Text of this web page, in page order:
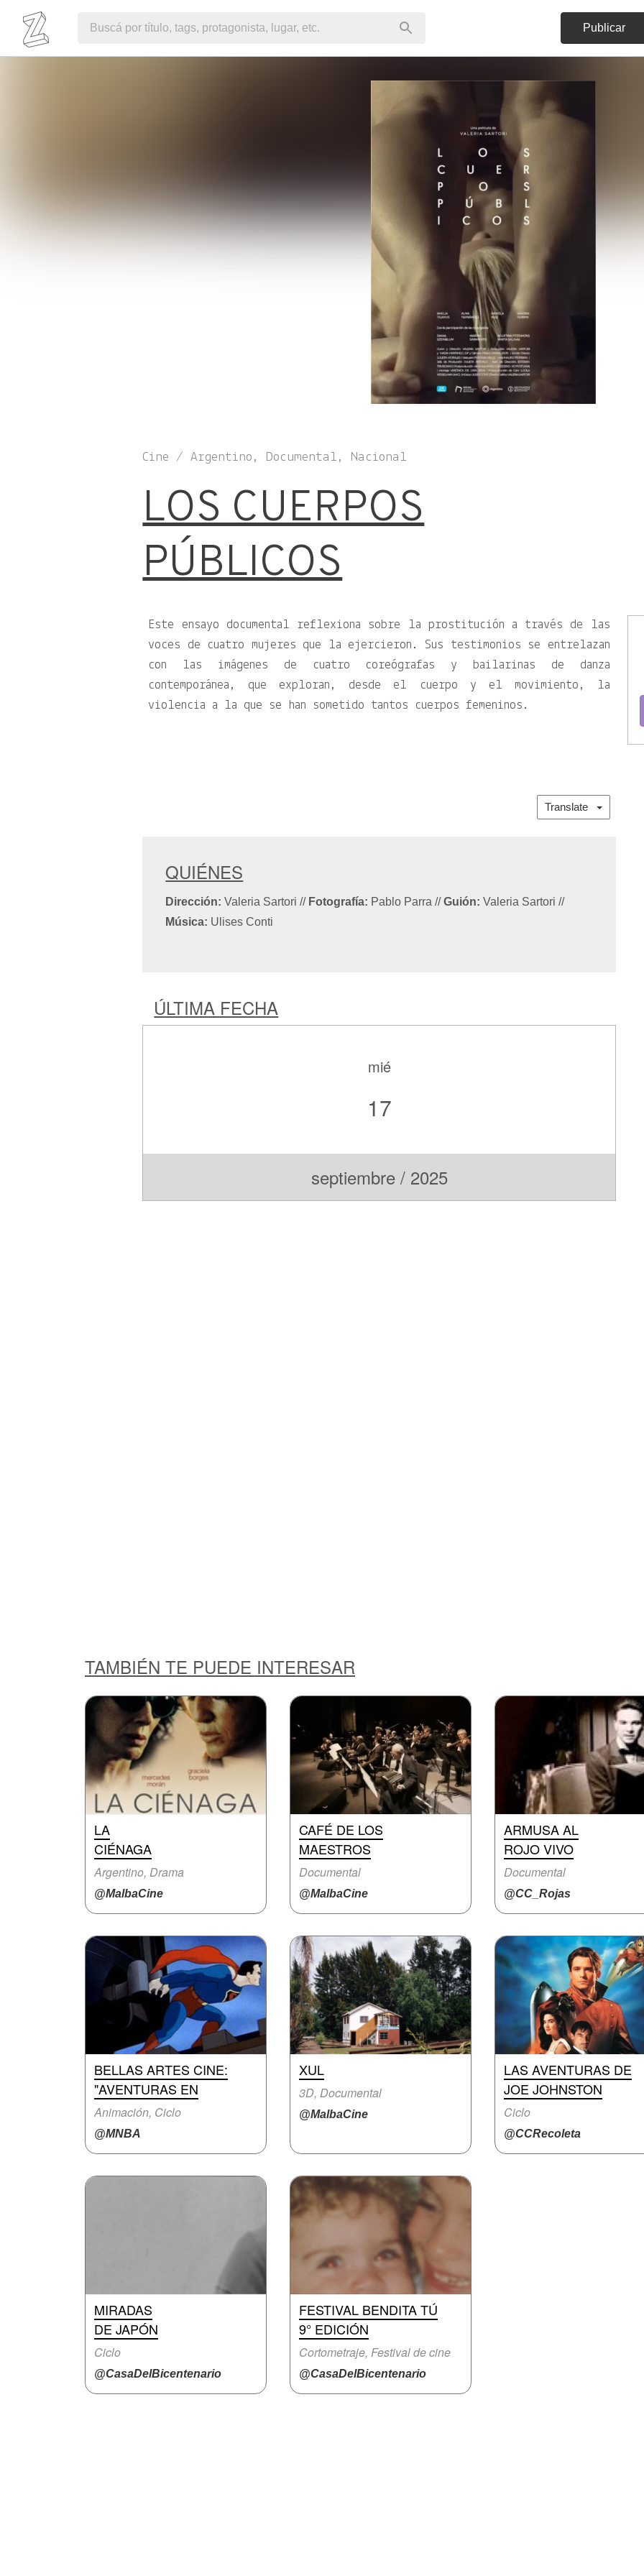
Publicar
Cine / Argentino, Documental, Nacional
LOS CUERPOS
PÚBLICOS
Este ensayo documental reflexiona sobre la prostitución a través de las
voces de cuatro mujeres que la ejercieron. Sus testimonios se entrelazan
con las imágenes de cuatro coreógrafas y bailarinas de danza
contemporánea, que exploran, desde el cuerpo y el movimiento, la
violencia a la que se han sometido tantos cuerpos femeninos.
Translate
QUIÉNES
Dirección: Valeria Sartori// Fotografía: Pablo Parra// Guión: Valeria Sartori//
Música: Ulises Conti
ÚLTIMA FECHA
mié
17
septiembre / 2025
TAMBIÉN TE PUEDE INTERESAR
LA
CIÉNAGA
Argentino, Drama
@MalbaCine
CAFÉ DE LOS
MAESTROS
Documental
@MalbaCine
ARMUSA AL
ROJO VIVO
Documental
@CC_Rojas
BELLAS ARTES CINE:
"AVENTURAS EN
Animación, Ciclo
@MNBA
XUL
3D, Documental
@MalbaCine
LAS AVENTURAS DE
JOE JOHNSTON
Ciclo
@CCRecoleta
MIRADAS
DE JAPÓN
Ciclo
@CasaDelBicentenario
FESTIVAL BENDITA TÚ
9° EDICIÓN
Cortometraje, Festival de cine
@CasaDelBicentenario